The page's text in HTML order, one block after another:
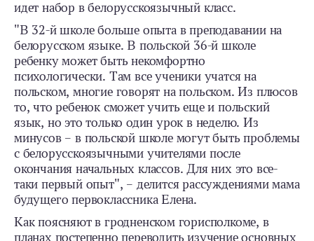
идет набор в белорусскоязычный класс.
"В 32-й школе больше опыта в преподавании на
белорусском языке. В польской 36-й школе
ребенку может быть некомфортно
психологически. Там все ученики учатся на
польском, многие говорят на польском. Из плюсов
то, что ребенок сможет учить еще и польский
язык, но это только один урок в неделю. Из
минусов – в польской школе могут быть проблемы
с белорусскоязычными учителями после
окончания начальных классов. Для них это все-
таки первый опыт", – делится рассуждениями мама
будущего первоклассника Елена.
Как поясняют в гродненском горисполкоме, в
планах постепенно переводить изучение основных